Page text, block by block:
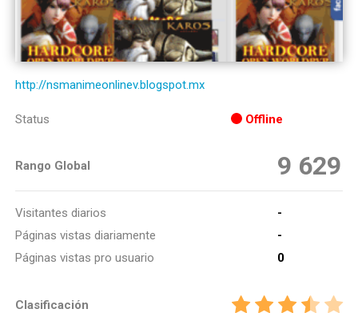
http://nsmanimeonlinev.blogspot.mx
Status Offline
Rango Global 9 629
Visitantes diarios
-
Páginas vistas diariamente
-
Páginas vistas pro usuario
0
Clasificación